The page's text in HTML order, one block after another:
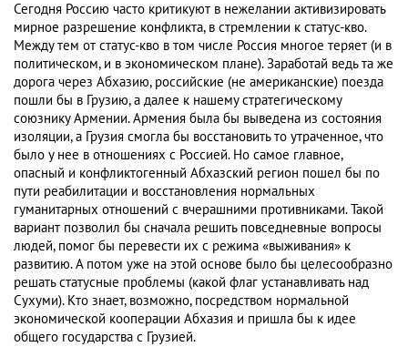
Сегодня Россию часто критикуют в нежелании активизировать
мирное разрешение конфликта, в стремлении к статус-кво.
Между тем от статус-кво в том числе Россия многое теряет (и в
политическом, и в экономическом плане). Заработай ведь та же
дорога через Абхазию, российские (не американские) поезда
пошли бы в Грузию, а далее к нашему стратегическому
союзнику Армении. Армения была бы выведена из состояния
изоляции, а Грузия смогла бы восстановить то утраченное, что
было у нее в отношениях с Россией. Но самое главное,
опасный и конфликтогенный Абхазский регион пошел бы по
пути реабилитации и восстановления нормальных
гуманитарных отношений с вчерашними противниками. Такой
вариант позволил бы сначала решить повседневные вопросы
людей, помог бы перевести их с режима «выживания» к
развитию. А потом уже на этой основе было бы целесообразно
решать статусные проблемы (какой флаг устанавливать над
Сухуми). Кто знает, возможно, посредством нормальной
экономической кооперации Абхазия и пришла бы к идее
общего государства с Грузией.